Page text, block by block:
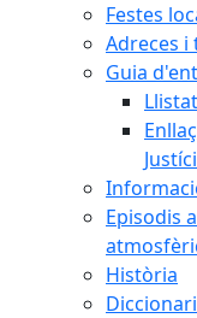
Festes
Adreces
Guia
Episodis
Història